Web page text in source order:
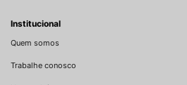
Institucional
Quem somos
Trabalhe conosco